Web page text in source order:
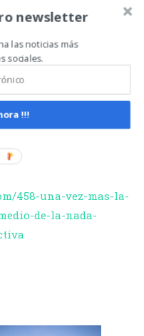
una verdadera
que en lo que
sucede TODO.
continúe
458-una-vez-mas-la-
de-la-nada-
newsletter
las noticias más
sociales.
!!!